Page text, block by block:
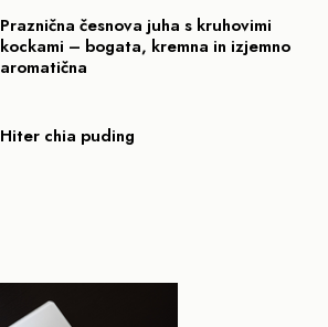
Praznična česnova juha s kruhovimi
kockami – bogata, kremna in izjemno
aromatična
Hiter chia puding